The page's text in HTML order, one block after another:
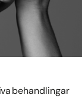
behandlingar